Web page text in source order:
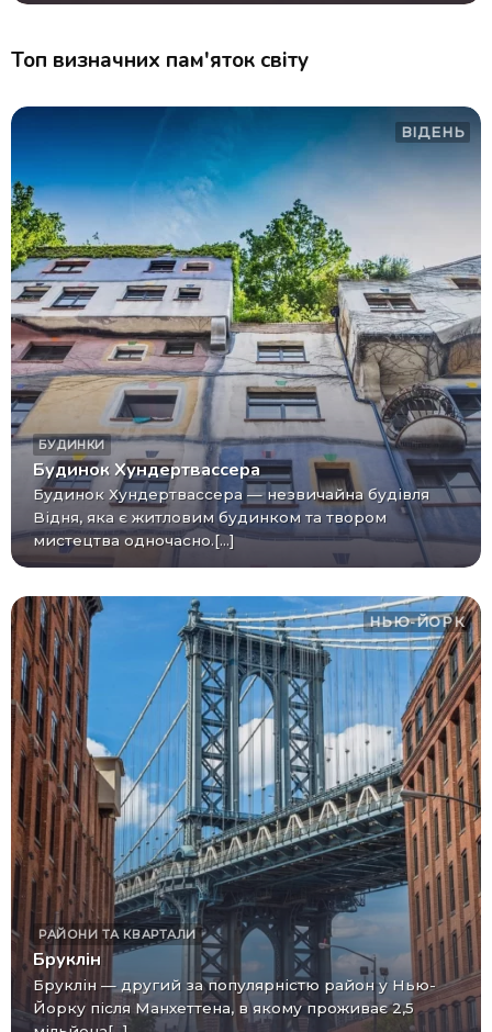
Топ визначних пам'яток світу
ВІДЕНЬ
БУДИНКИ
Будинок Хундертвассера
Будинок Хундертвассера — незвичайна будівля
Відня, яка є житловим будинком та твором
мистецтва одночасно.[...]
НЬЮ-ЙОРК
РАЙОНИ ТА КВАРТАЛИ
Бруклін
Бруклін — другий за популярністю район у Нью-
Йорку після Манхеттена, в якому проживає 2,5